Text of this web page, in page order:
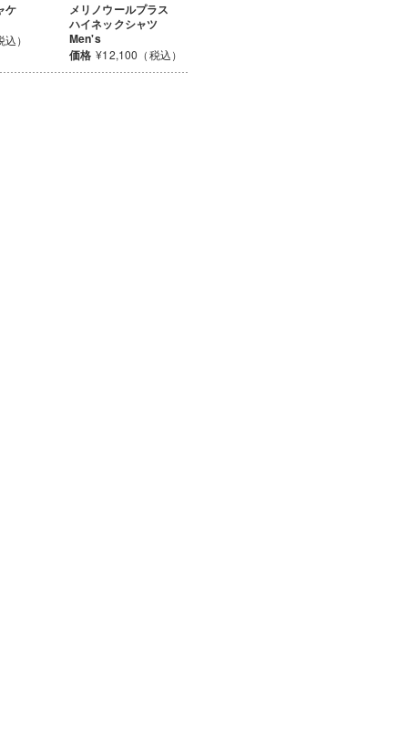
ケ
）
メリノウールプラス
ハイネックシャツ
Men's
価格 ¥12,100（税込）